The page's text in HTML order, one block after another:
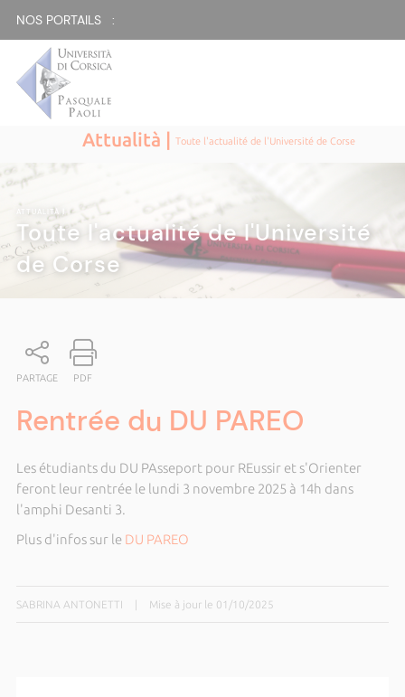
NOS PORTAILS :
Attualità |Toute l'actualité de l'Université de Corse
ATTUALITÀ|
Toute l'actualité de l'Université
de Corse
PARTAGE PDF
Rentrée du DU PAREO
Les étudiants du DU PAsseport pour REussir et s'Orienter
feront leur rentrée le lundi 3 novembre 2025 à 14h dans
l'amphi Desanti 3.
Plus d'infos sur leDU PAREO
SABRINA ANTONETTI Mise à jour le 01/10/2025